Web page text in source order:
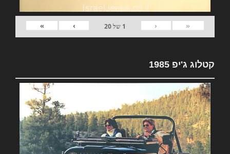
«
‹
1 של20
›
»
קטלוג ג'יפ 1985